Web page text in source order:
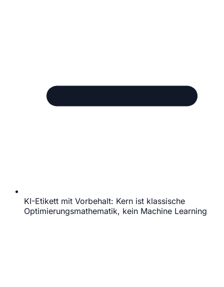
KI-Etikett mit Vorbehalt: Kern ist klassische
Optimierungsmathematik, kein Machine Learning